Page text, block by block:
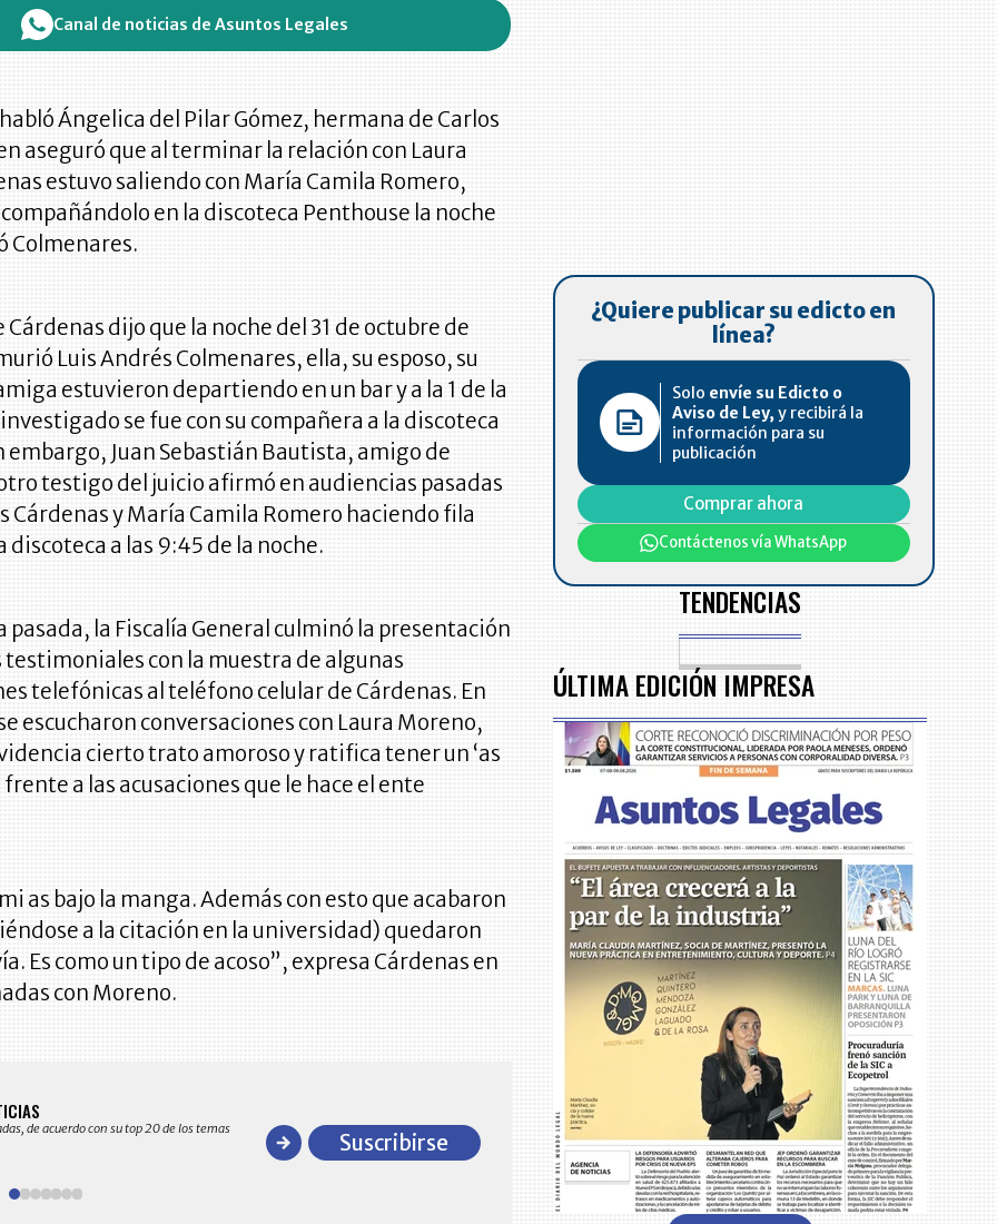
Canal de noticias de Asuntos Legales
Ángelica del Pilar Gómez, hermana de Carlos
aseguró que al terminar la relación con Laura
estuvo saliendo con María Camila Romero,
en la discoteca Penthouse la noche
Colmenares.
Cárdenas dijo que la noche del 31 de octubre de
Luis Andrés Colmenares, ella, su esposo, su
estuvieron departiendo en un bar y a la 1 de la
se fue con su compañera a la discoteca
embargo, Juan Sebastián Bautista, amigo de
testigo del juicio afirmó en audiencias pasadas
Cárdenas y María Camila Romero haciendo fila
discoteca a las 9:45 de la noche.
pasada, la Fiscalía General culminó la presentación
testimoniales con la muestra de algunas
telefónicas al teléfono celular de Cárdenas. En
escucharon conversaciones con Laura Moreno,
cierto trato amoroso y ratifica tener un ‘as
frente a las acusaciones que le hace el ente
as bajo la manga. Además con esto que acabaron
a la citación en la universidad) quedaron
Es como un tipo de acoso”, expresa Cárdenas en
con Moreno.
¿Quiere publicar su edicto en
línea?
Solo envíe su Edicto o
Aviso de Ley, y recibirá la
información para su
publicación
Comprar ahora
Contáctenos vía WhatsApp
TENDENCIAS
ÚLTIMA EDICIÓN IMPRESA
de acuerdo con su top 20 de los temas
Recopilación clasificada por sectores económicos y regiones del
comportamiento general y detallado de las 10.000 primeras empresas
en ventas en Colombia
CENTRO DE CONVENCIONES
Reviva en primera fila todos los foros y cátedras LR. Espacios de
conocimiento alrededor de los temas económicos, empresariales y
financieros que permiten el posicionamiento y desarrollo de los
negocios en el país.
Suscribirse